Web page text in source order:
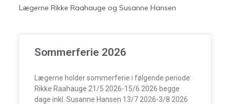
Lægerne Rikke Raahauge og Susanne Hansen
Sommerferie 2026
Lægerne holder sommerferie i følgende periode:
Rikke Raahauge 21/5 2026-15/6 2026 begge
dage inkl. Susanne Hansen 13/7 2026-3/8 2026